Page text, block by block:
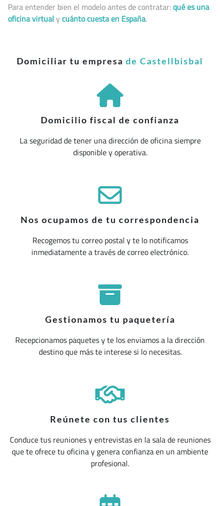
Para entender bien el modelo antes de contratar:qué es una
oficina virtual ycuánto cuesta en España.
Domiciliar tu empresa de Castellbisbal
Domicilio fiscal de confianza
La seguridad de tener una dirección de oficina siempre
disponible y operativa.
Nos ocupamos de tu correspondencia
Recogemos tu correo postal y te lo notificamos
inmediatamente a través de correo electrónico.
Gestionamos tu paquetería
Recepcionamos paquetes y te los enviamos a la dirección
destino que más te interese si lo necesitas.
Reúnete con tus clientes
Conduce tus reuniones y entrevistas en la sala de reuniones
que te ofrece tu oficina y genera confianza en un ambiente
profesional.